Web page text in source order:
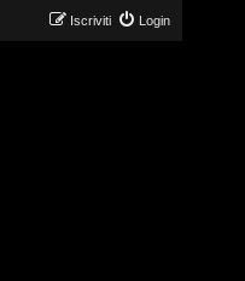
Login
Iscriviti